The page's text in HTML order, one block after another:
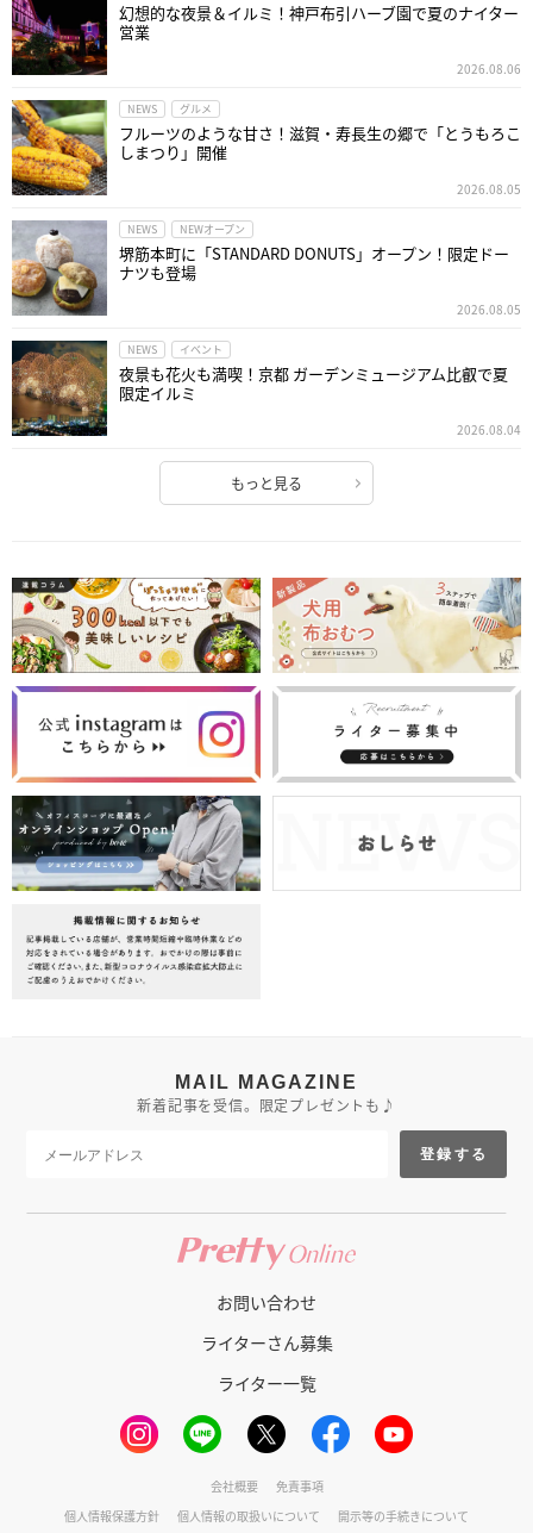
幻想的な夜景＆イルミ！神戸布引ハーブ園で夏のナイター
営業
2026.08.06
NEWS グルメ
フルーツのような甘さ！滋賀・寿長生の郷で「とうもろこ
しまつり」開催
2026.08.05
NEWS NEWオープン
堺筋本町に「STANDARD DONUTS」オープン！限定ドー
ナツも登場
2026.08.05
NEWS イベント
夜景も花火も満喫！京都 ガーデンミュージアム比叡で夏
限定イルミ
2026.08.04
もっと見る
MAIL MAGAZINE
新着記事を受信。限定プレゼントも♪
登録する
お問い合わせ
ライターさん募集
ライター一覧
会社概要
免責事項
個人情報保護方針
個人情報の取扱いについて 開示等の手続きについて